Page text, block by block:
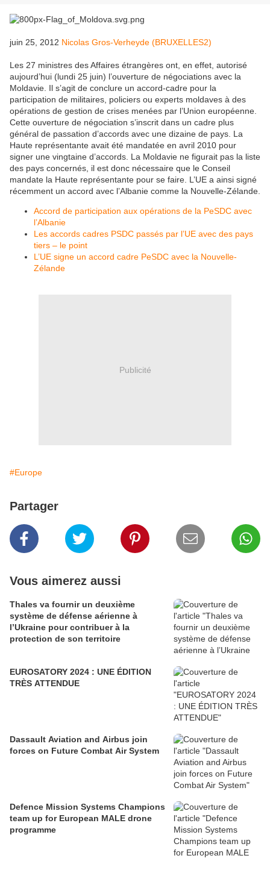
juin 25, 2012 Nicolas Gros-Verheyde (BRUXELLES2)
Les 27 ministres des Affaires étrangères ont, en effet, autorisé
aujourd’hui (lundi 25 juin) l’ouverture de négociations avec la
Moldavie. Il s’agit de conclure un accord-cadre pour la
participation de militaires, policiers ou experts moldaves à des
opérations de gestion de crises menées par l’Union européenne.
Cette ouverture de négociation s’inscrit dans un cadre plus
général de passation d’accords avec une dizaine de pays. La
Haute représentante avait été mandatée en avril 2010 pour
signer une vingtaine d’accords. La Moldavie ne figurait pas la liste
des pays concernés, il est donc nécessaire que le Conseil
mandate la Haute représentante pour se faire. L’UE a ainsi signé
récemment un accord avec l’Albanie comme la Nouvelle-Zélande.
Accord de participation aux opérations de la PeSDC avec
l’Albanie
Les accords cadres PSDC passés par l’UE avec des pays
tiers – le point
L’UE signe un accord cadre PeSDC avec la Nouvelle-
Zélande
Publicité
#Europe
Partager
Vous aimerez aussi
Thales va fournir un deuxième
système de défense aérienne à
l’Ukraine pour contribuer à la
protection de son territoire
EUROSATORY 2024 : UNE ÉDITION
TRÈS ATTENDUE
Dassault Aviation and Airbus join
forces on Future Combat Air System
Defence Mission Systems Champions
team up for European MALE drone
programme